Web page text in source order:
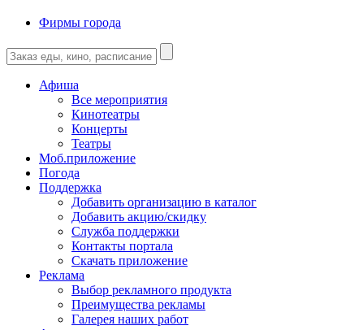
Фирмы города
Афиша
Все мероприятия
Кинотеатры
Концерты
Театры
Моб.приложение
Погода
Поддержка
Добавить организацию в каталог
Добавить акцию/скидку
Служба поддержки
Контакты портала
Скачать приложение
Реклама
Выбор рекламного продукта
Преимущества рекламы
Галерея наших работ